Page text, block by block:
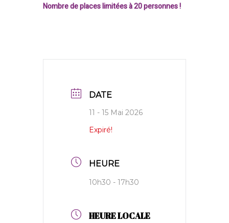
Nombre de places limitées à 20 personnes !
DATE
11 - 15 Mai 2026
Expiré!
HEURE
10h30 - 17h30
HEURE LOCALE